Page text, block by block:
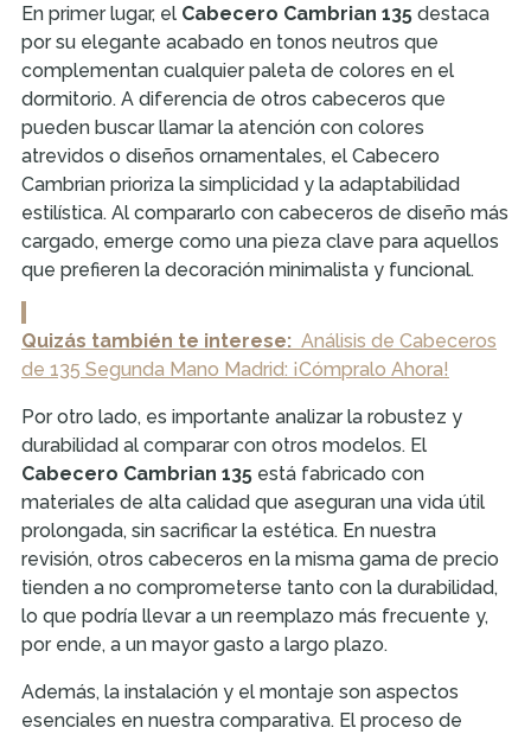
En primer lugar, el Cabecero Cambrian 135 destaca
por su elegante acabado en tonos neutros que
complementan cualquier paleta de colores en el
dormitorio. A diferencia de otros cabeceros que
pueden buscar llamar la atención con colores
atrevidos o diseños ornamentales, el Cabecero
Cambrian prioriza la simplicidad y la adaptabilidad
estilística. Al compararlo con cabeceros de diseño más
cargado, emerge como una pieza clave para aquellos
que prefieren la decoración minimalista y funcional.
Quizás también te interese: Análisis de Cabeceros
de 135 Segunda Mano Madrid: ¡Cómpralo Ahora!
Por otro lado, es importante analizar la robustez y
durabilidad al comparar con otros modelos. El
Cabecero Cambrian 135 está fabricado con
materiales de alta calidad que aseguran una vida útil
prolongada, sin sacrificar la estética. En nuestra
revisión, otros cabeceros en la misma gama de precio
tienden a no comprometerse tanto con la durabilidad,
lo que podría llevar a un reemplazo más frecuente y,
por ende, a un mayor gasto a largo plazo.
Además, la instalación y el montaje son aspectos
esenciales en nuestra comparativa. El proceso de